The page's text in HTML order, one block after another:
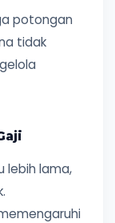
potongan
tidak
lebih lama,